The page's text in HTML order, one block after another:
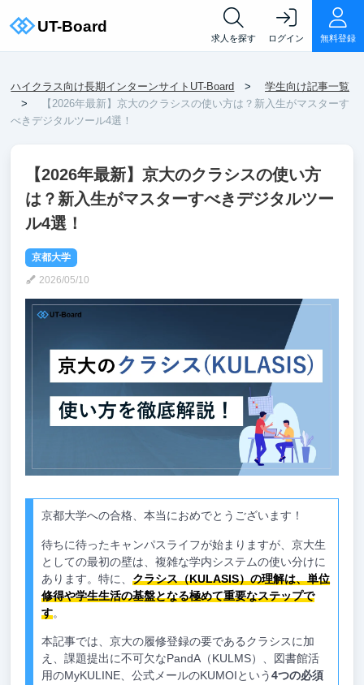
求人を探す ログイン 無料登録
ハイクラス向け長期インターンサイトUT-Board
学生向け記事一覧
【2026年最新】京大のクラシスの使い方は？新入生がマスターす
べきデジタルツール4選！
【2026年最新】京大のクラシスの使い方
は？新入生がマスターすべきデジタルツー
ル4選！
京都大学
2026/05/10
京都大学への合格、本当におめでとうございます！
待ちに待ったキャンパスライフが始まりますが、京大生
としての最初の壁は、複雑な学内システムの使い分けに
あります。特に、 クラシス（KULASIS）の理解は、単位
修得や学生生活の基盤となる極めて重要なステップで
す。
本記事では、京大の履修登録の要であるクラシスに加
え、課題提出に不可欠なPandA（KULMS）、図書館活
用のMyKULINE、公式メールのKUMOIという4つの必須